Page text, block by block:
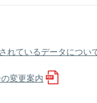
れているデータについ
変更案内